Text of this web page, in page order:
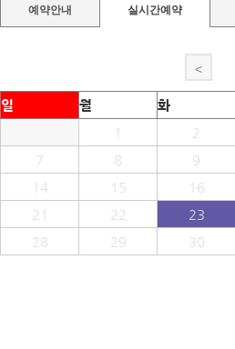
예약안내 실시간예약
<
일 월 화
1
2
7
8 9
14
15 16
21
22 23
28
29 30